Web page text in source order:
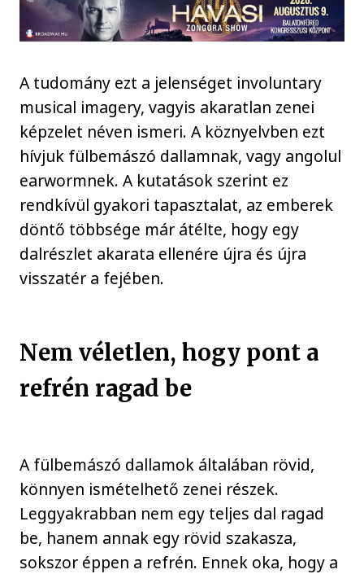
A tudomány ezt a jelenséget involuntary
musical imagery, vagyis akaratlan zenei
képzelet néven ismeri. A köznyelvben ezt
hívjuk fülbemászó dallamnak, vagy angolul
earwormnek. A kutatások szerint ez
rendkívül gyakori tapasztalat, az emberek
döntő többsége már átélte, hogy egy
dalrészlet akarata ellenére újra és újra
visszatér a fejében.
Nem véletlen, hogy pont a
refrén ragad be
A fülbemászó dallamok általában rövid,
könnyen ismételhető zenei részek.
Leggyakrabban nem egy teljes dal ragad
be, hanem annak egy rövid szakasza,
sokszor éppen a refrén. Ennek oka, hogy a